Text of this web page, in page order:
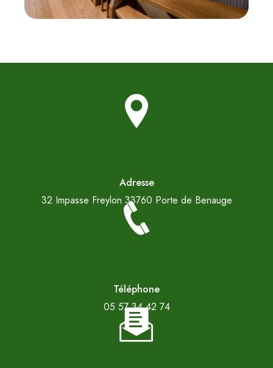
Adresse
32 Impasse Freylon 33760 Porte de Benauge
Téléphone
05 57 34 42 74